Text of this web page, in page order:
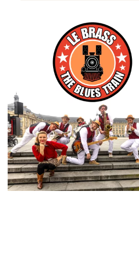
RHYTHM & BLUES